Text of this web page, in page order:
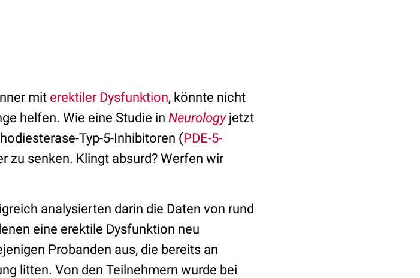
mit erektiler Dysfunktion, könnte nicht
helfen. Wie eine Studie in Neurologyjetzt
Typ-5-Inhibitoren (PDE-5-
zu senken. Klingt absurd? Werfen wir
analysierten darin die Daten von rund
eine erektile Dysfunktion neu
Probanden aus, die bereits an
litten. Von den Teilnehmern wurde bei